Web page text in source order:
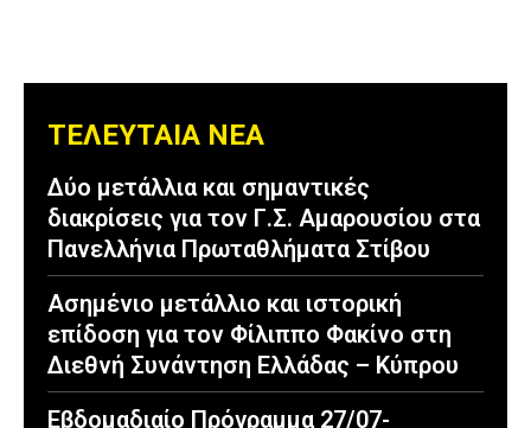
ΤΕΛΕΥΤΑΙΑ ΝΕΑ
Δύο μετάλλια και σημαντικές
διακρίσεις για τον Γ.Σ. Αμαρουσίου στα
Πανελλήνια Πρωταθλήματα Στίβου
Ασημένιο μετάλλιο και ιστορική
επίδοση για τον Φίλιππο Φακίνο στη
Διεθνή Συνάντηση Ελλάδας – Κύπρου
Εβδομαδιαίο Πρόγραμμα 27/07-